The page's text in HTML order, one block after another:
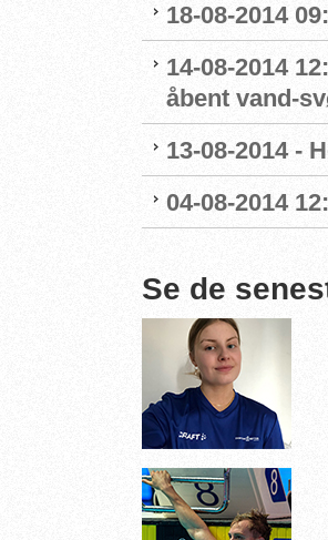
18-08-2014
14-08-2014
åbent vand-
13-08-2014 -
04-08-2014
Se de